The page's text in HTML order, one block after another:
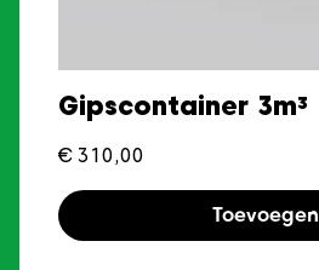
Gipscontainer 3m³
€ 310,00
Toevoegen